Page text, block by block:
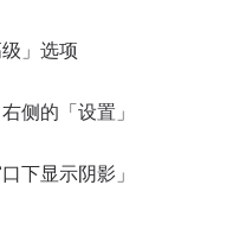
」选项
侧的「设置」
下显示阴影」